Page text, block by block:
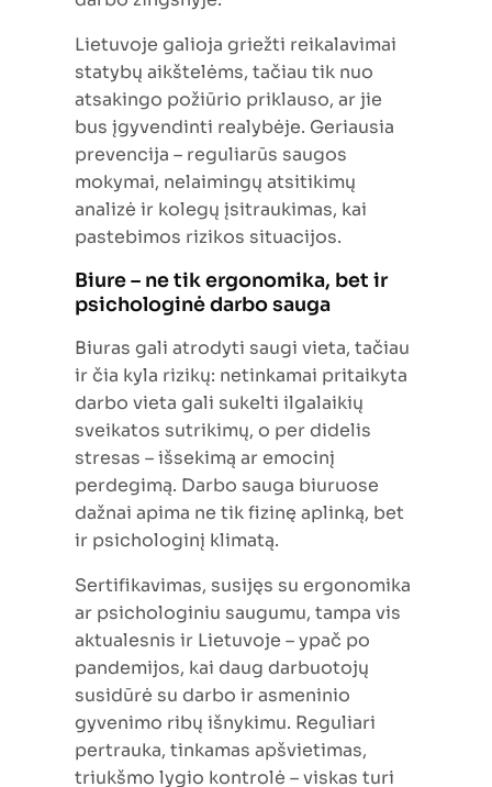
Lietuvoje galioja griežti reikalavimai
statybų aikštelėms, tačiau tik nuo
atsakingo požiūrio priklauso, ar jie
bus įgyvendinti realybėje. Geriausia
prevencija – reguliarūs saugos
mokymai, nelaimingų atsitikimų
analizė ir kolegų įsitraukimas, kai
pastebimos rizikos situacijos.
Biure – ne tik ergonomika, bet ir
psichologinė darbo sauga
Biuras gali atrodyti saugi vieta, tačiau
ir čia kyla rizikų: netinkamai pritaikyta
darbo vieta gali sukelti ilgalaikių
sveikatos sutrikimų, o per didelis
stresas – išsekimą ar emocinį
perdegimą. Darbo sauga biuruose
dažnai apima ne tik fizinę aplinką, bet
ir psichologinį klimatą.
Sertifikavimas, susijęs su ergonomika
ar psichologiniu saugumu, tampa vis
aktualesnis ir Lietuvoje – ypač po
pandemijos, kai daug darbuotojų
susidūrė su darbo ir asmeninio
gyvenimo ribų išnykimu. Reguliari
pertrauka, tinkamas apšvietimas,
triukšmo lygio kontrolė – viskas turi